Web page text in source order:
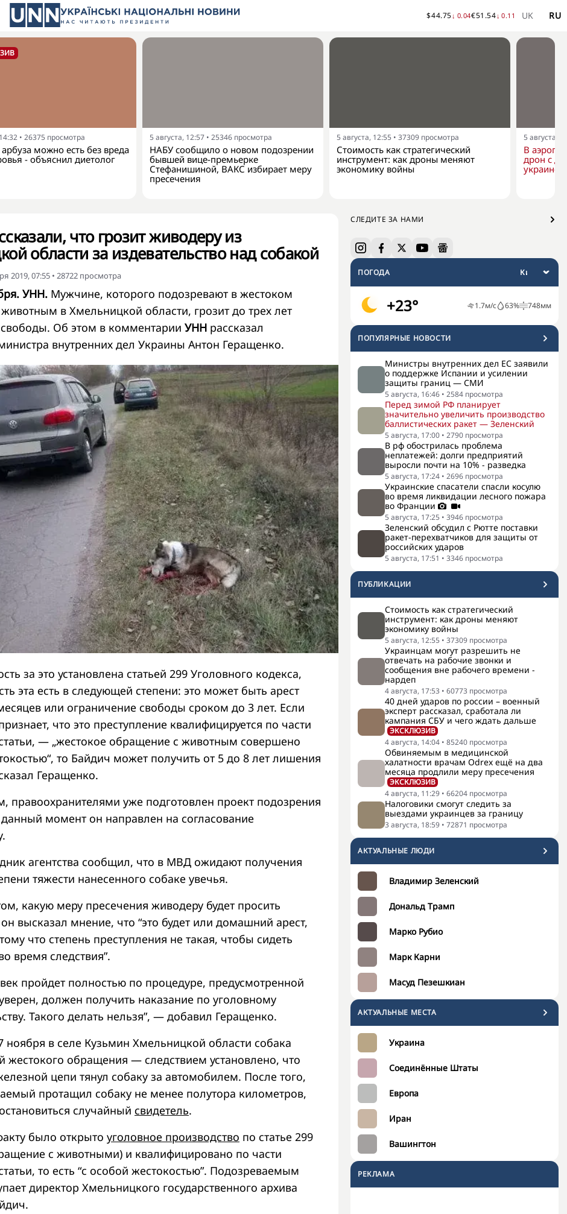
$44.75↓ 0.04€51.54↓ 0.11 UK RU
• 26375 просмотра
можно есть без вреда
- объяснил диетолог
5 августа, 12:57 • 25346 просмотра
НАБУ сообщило о новом подозрении
бывшей вице-премьерке
Стефанишиной, ВАКС избирает меру
пресечения
5 августа, 12:55 • 37309 просмотра
Стоимость как стратегический
инструмент: как дроны меняют
экономику войны
5 августа,
В
дрон с
СЛЕДИТЕ ЗА НАМИ
ПОГОДА
+23° 1.7м/с 63% 748мм
ПОПУЛЯРНЫЕ НОВОСТИ
Министры внутренних дел ЕС заявили
о поддержке Испании и усилении
защиты границ — СМИ
5 августа, 16:46 • 2584 просмотра
Перед зимой РФ планирует
значительно увеличить производство
баллистических ракет — Зеленский
5 августа, 17:00 • 2790 просмотра
В рф обострилась проблема
неплатежей: долги предприятий
выросли почти на 10% - разведка
5 августа, 17:24 • 2696 просмотра
Украинские спасатели спасли косулю
во время ликвидации лесного пожара
во Франции
5 августа, 17:25 • 3946 просмотра
Зеленский обсудил с Рютте поставки
ракет-перехватчиков для защиты от
российских ударов
5 августа, 17:51 • 3346 просмотра
ПУБЛИКАЦИИ
Стоимость как стратегический
инструмент: как дроны меняют
экономику войны
5 августа, 12:55 • 37309 просмотра
Украинцам могут разрешить не
отвечать на рабочие звонки и
сообщения вне рабочего времени -
нардеп
4 августа, 17:53 • 60773 просмотра
40 дней ударов по россии – военный
эксперт рассказал, сработала ли
кампания СБУ и чего ждать дальше
ЭКСКЛЮЗИВ
4 августа, 14:04 • 85240 просмотра
Обвиняемым в медицинской
халатности врачам Odrex ещё на два
месяца продлили меру пресечения
ЭКСКЛЮЗИВ
4 августа, 11:29 • 66204 просмотра
Налоговики смогут следить за
выездами украинцев за границу
3 августа, 18:59 • 72871 просмотра
АКТУАЛЬНЫЕ ЛЮДИ
Владимир Зеленский
Дональд Трамп
Марко Рубио
Марк Карни
Масуд Пезешкиан
АКТУАЛЬНЫЕ МЕСТА
Украина
Соединённые Штаты
Европа
Иран
Вашингтон
РЕКЛАМА
что грозит живодеру из
области за издевательство над собакой
2019, 07:55 • 28722 просмотра
УНН. Мужчине, которого подозревают в жестоком
в Хмельницкой области, грозит до трех лет
Об этом в комментарии УНН рассказал
внутренних дел Украины Антон Геращенко.
за это установлена статьей 299 Уголовного кодекса,
эта есть в следующей степени: это может быть арест
или ограничение свободы сроком до 3 лет. Если
что это преступление квалифицируется по части
— „жестокое обращение с животным совершено
то Байдич может получить от 5 до 8 лет лишения
Геращенко.
правоохранителями уже подготовлен проект подозрения
момент он направлен на согласование
агентства сообщил, что в МВД ожидают получения
тяжести нанесенного собаке увечья.
какую меру пресечения живодеру будет просить
высказал мнение, что “это будет или домашний арест,
что степень преступления не такая, чтобы сидеть
время следствия”.
пройдет полностью по процедуре, предусмотренной
должен получить наказание по уголовному
Такого делать нельзя”, — добавил Геращенко.
в селе Кузьмин Хмельницкой области собака
жестокого обращения — следствием установлено, что
цепи тянул собаку за автомобилем. После того,
протащил собаку не менее полутора километров,
случайный свидетель.
было открыто уголовное производство по статье 299
с животными) и квалифицировано по части
то есть “с особой жестокостью”. Подозреваемым
директор Хмельницкого государственного архива